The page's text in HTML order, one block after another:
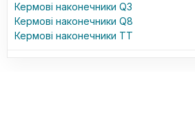
Кермові наконечники Q3
Кермові наконечники Q8
Кермові наконечники TT